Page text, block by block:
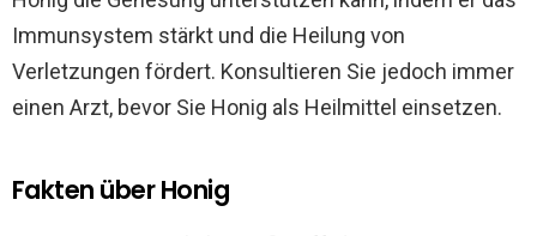
Immunsystem stärkt und die Heilung von
Verletzungen fördert. Konsultieren Sie jedoch immer
einen Arzt, bevor Sie Honig als Heilmittel einsetzen.
Fakten über Honig